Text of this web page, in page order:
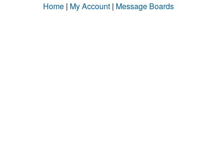
Home | My Account | Message Boards